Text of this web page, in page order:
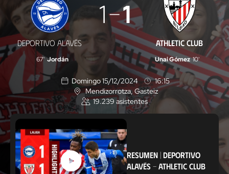
Alavés
-
Athletic
Club
DEPORTIVO ALAVÉS
1 1
ATHLETIC CLUB
67' Jordán Unai Gómez 10'
Domingo 15/12/2024
16:15
U
b
i
c
a
c
i
ó
Mendizorrotza, Gasteiz
19.239 asistentes
RESUMEN |DEPORTIVO
ALAVÉS -ATHLETIC CLUB